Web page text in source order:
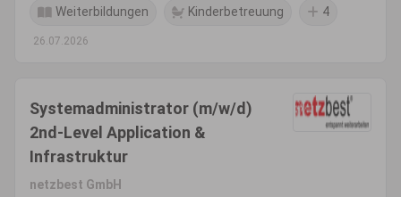
Weiterbildungen Kinderbetreuung 4
26.07.2026
Systemadministrator (m/w/d)
2nd-Level Application &
Infrastruktur
netzbest GmbH